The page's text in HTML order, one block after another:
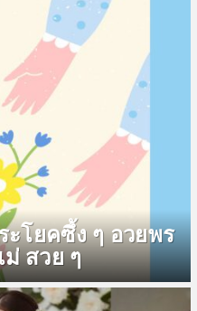
โยคซึ้ง ๆ อวยพร
สวย ๆ